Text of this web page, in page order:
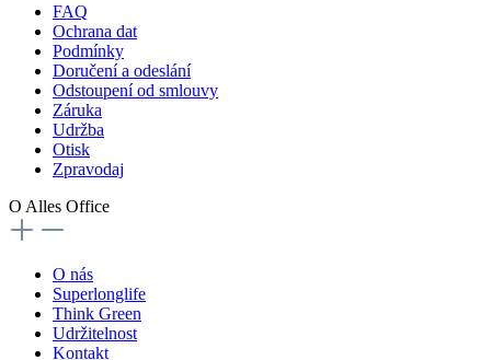
FAQ
Ochrana dat
Podmínky
Doručení a odeslání
Odstoupení od smlouvy
Záruka
Udržba
Otisk
Zpravodaj
O Alles Office
O nás
Superlonglife
Think Green
Udržitelnost
Kontakt